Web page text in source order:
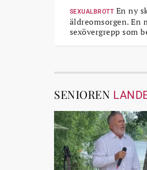
SEXUALBROTT En ny
äldreomsorgen. En
sexövergrepp som
SENIOREN